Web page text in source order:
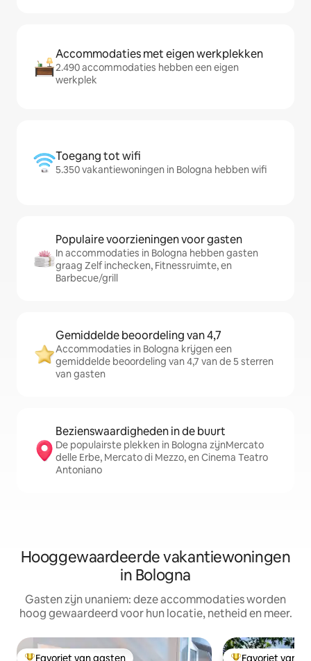
Accommodaties met eigen werkplekken
2.490 accommodaties hebben een eigen
werkplek
Toegang tot wifi
5.350 vakantiewoningen in Bologna hebben wifi
Populaire voorzieningen voor gasten
In accommodaties in Bologna hebben gasten
graag Zelf inchecken, Fitnessruimte, en
Barbecue/grill
Gemiddelde beoordeling van 4,7
Accommodaties in Bologna krijgen een
gemiddelde beoordeling van 4,7 van de 5 sterren
van gasten
Bezienswaardigheden in de buurt
De populairste plekken in Bologna zijnMercato
delle Erbe, Mercato di Mezzo, en Cinema Teatro
Antoniano
Hooggewaardeerde vakantiewoningen
in Bologna
Gasten zijn unaniem: deze accommodaties worden
hoog gewaardeerd voor hun locatie, netheid en meer.
Favoriet van gasten Favoriet van